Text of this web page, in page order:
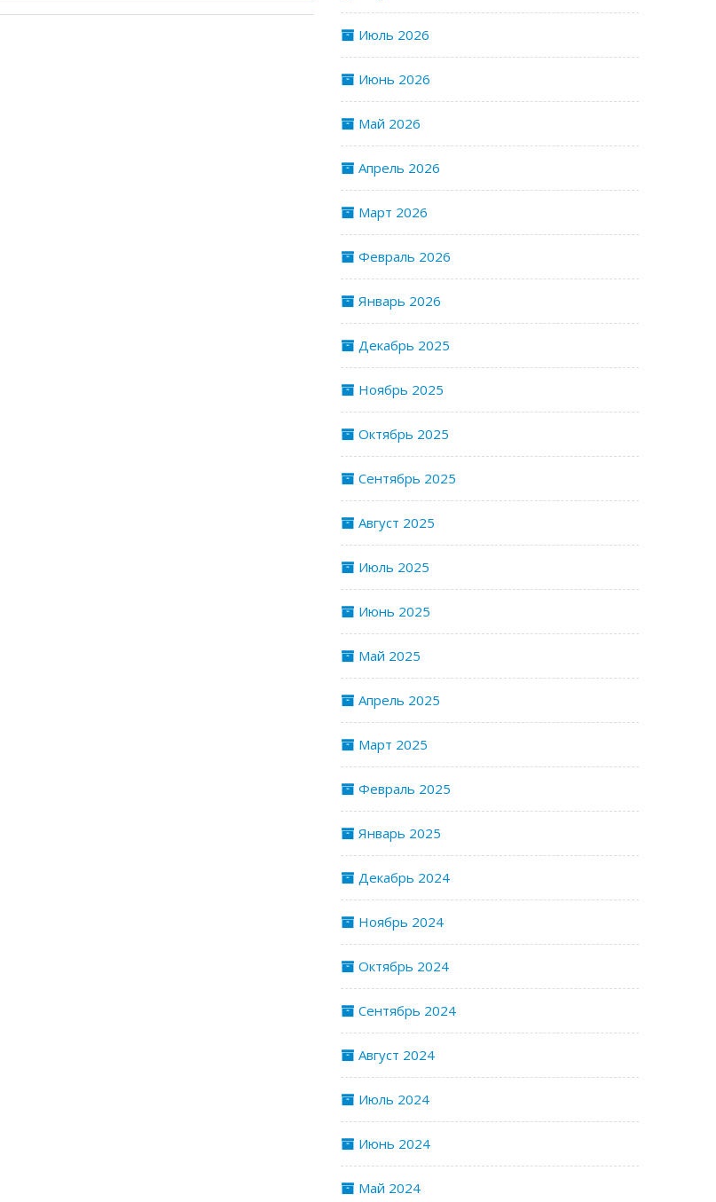
Июль 2026
Июнь 2026
Май 2026
Апрель 2026
Март 2026
Февраль 2026
Январь 2026
Декабрь 2025
Ноябрь 2025
Октябрь 2025
Сентябрь 2025
Август 2025
Июль 2025
Июнь 2025
Май 2025
Апрель 2025
Март 2025
Февраль 2025
Январь 2025
Декабрь 2024
Ноябрь 2024
Октябрь 2024
Сентябрь 2024
Август 2024
Июль 2024
Июнь 2024
Май 2024